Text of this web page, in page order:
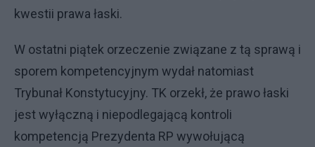
kwestii prawa łaski.
W ostatni piątek orzeczenie związane z tą sprawą i
sporem kompetencyjnym wydał natomiast
Trybunał Konstytucyjny. TK orzekł, że prawo łaski
jest wyłączną i niepodlegającą kontroli
kompetencją Prezydenta RP wywołującą